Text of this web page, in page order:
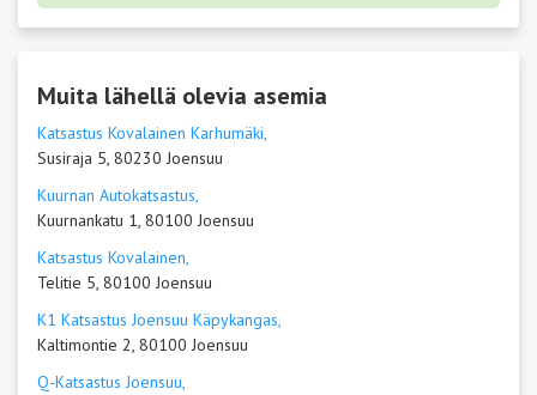
Muita lähellä olevia asemia
Katsastus Kovalainen Karhumäki,
Susiraja 5, 80230 Joensuu
Kuurnan Autokatsastus,
Kuurnankatu 1, 80100 Joensuu
Katsastus Kovalainen,
Telitie 5, 80100 Joensuu
K1 Katsastus Joensuu Käpykangas,
Kaltimontie 2, 80100 Joensuu
Q-Katsastus Joensuu,